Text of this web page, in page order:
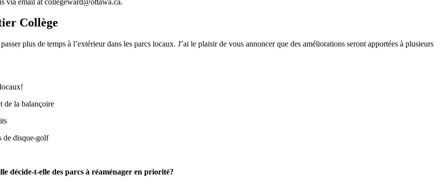
Collège
plus de temps à l’extérieur dans les parcs locaux. J’ai le plaisir de vous annoncer que des améliorations seront apportées à plusieurs
de la balançoire
de disque-golf
décide-t-elle des parcs à réaménager en priorité?